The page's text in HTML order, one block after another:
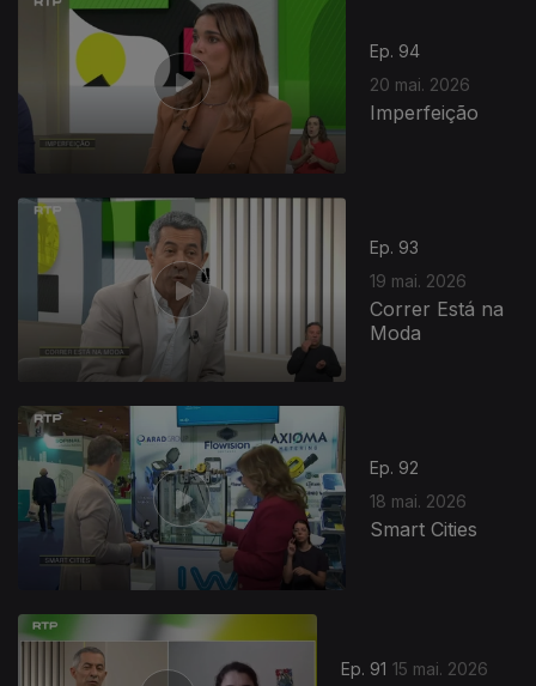
Ep. 94
20 mai. 2026
Imperfeição
Ep. 93
19 mai. 2026
Correr Está na
Moda
Ep. 92
18 mai. 2026
Smart Cities
Ep. 91 15 mai. 2026